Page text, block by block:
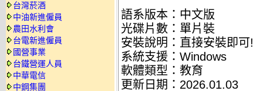
台灣菸酒
中油新進僱員
農田水利會
台電新進僱員
國營事業
台鐵營運人員
中華電信
中鋼集團
語系版本：中文版
光碟片數：單片裝
安裝說明：直接安裝即可!
系統支援：Windows
軟體類型：教育
更新日期：2026.01.03